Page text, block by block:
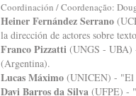
Coordinación / Coordenação:
Heiner Fernández Serrano
la dirección de actores sobre
Franco Pizzatti (UNGS - UBA)
(Argentina).
Lucas Máximo (UNICEN) - "El
Davi Barros da Silva (UFPE) -